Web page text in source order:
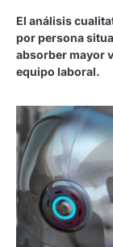
El análisis
por persona
absorber mayor
equipo laboral.